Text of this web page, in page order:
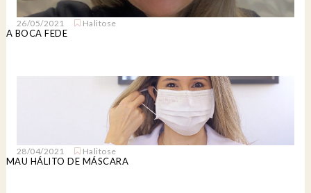
26/05/2021 Halitose
A BOCA FEDE
28/04/2021 Halitose
MAU HÁLITO DE MÁSCARA